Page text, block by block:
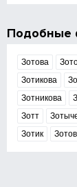
Подобные
Зотова
Зотикова
Зотникова
Зотт
Зотик